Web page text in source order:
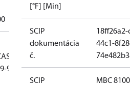
92-
[°F] [Min]
SCIP
dokumentácia
č.
44c1-
SCIP
MBC 8100